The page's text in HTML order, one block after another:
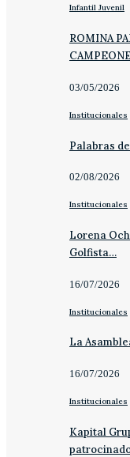
Infantil Juvenil
ROMINA
03/05/2026
Institucionales
Palabras
02/08/2026
Institucionales
Lorena
Golfista…
16/07/2026
Institucionales
La
16/07/2026
Institucionales
Kapital